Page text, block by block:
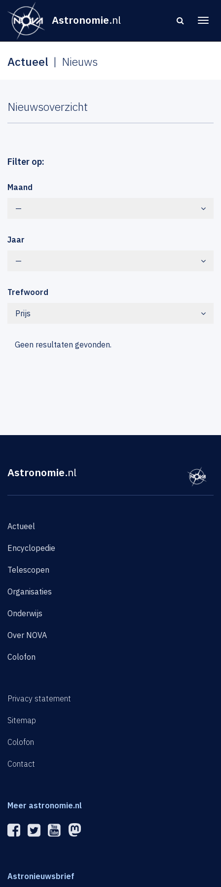
Astronomie.nl
Actueel Nieuws
Nieuwsoverzicht
Filter op:
Maand
—
Jaar
—
Trefwoord
Prijs
Geen resultaten gevonden.
Astronomie.nl
Actueel
Encyclopedie
Telescopen
Organisaties
Onderwijs
Over NOVA
Colofon
Privacy statement
Sitemap
Colofon
Contact
Meer astronomie.nl
Astronieuwsbrief